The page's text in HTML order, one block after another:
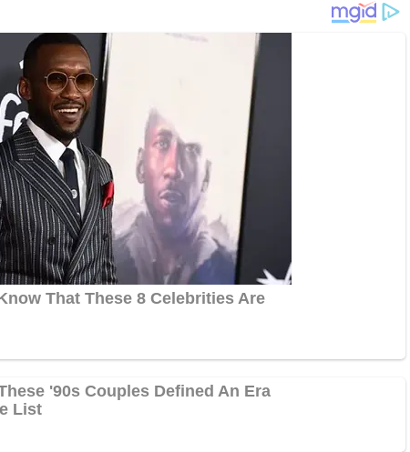
रायबरेली - महिला सशक्तिकरण पर भारी पड़ा
अंधविश्वास,माधवपुर...
rexpress Oct 23, 2025